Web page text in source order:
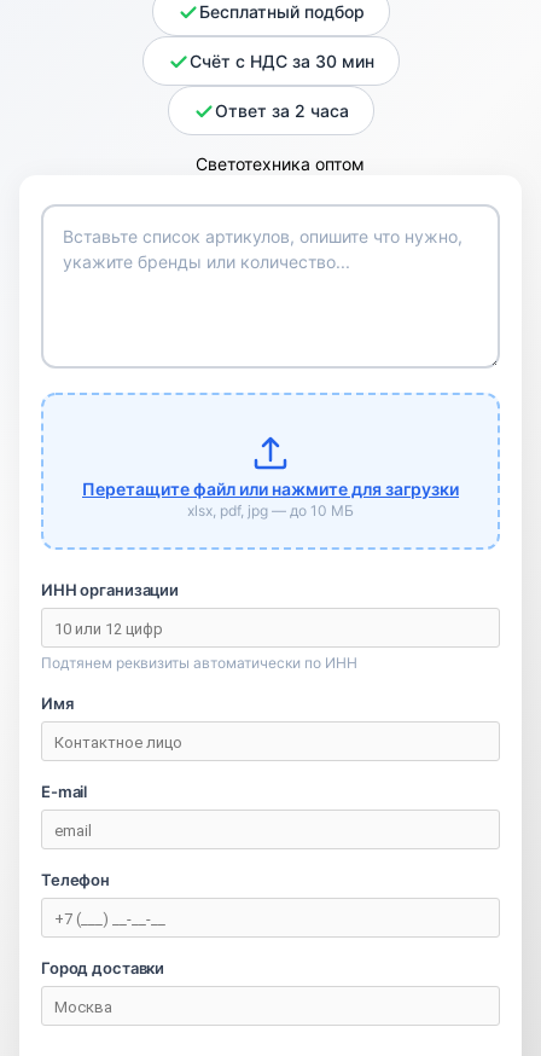
Бесплатный подбор
Счёт с НДС за 30 мин
Ответ за 2 часа
Перетащите файл или нажмите для загрузки
xlsx, pdf, jpg — до 10 МБ
ИНН организации
Подтянем реквизиты автоматически по ИНН
Имя
E-mail
Телефон
Город доставки